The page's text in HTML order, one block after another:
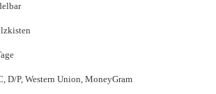
D/P, Western Union, MoneyGram